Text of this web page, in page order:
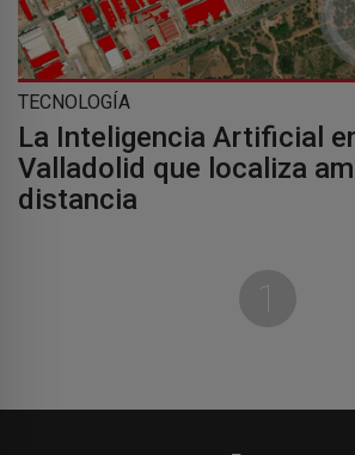
TECNOLOGÍA
La Inteligencia Artificial
Valladolid que localiza
distancia
1